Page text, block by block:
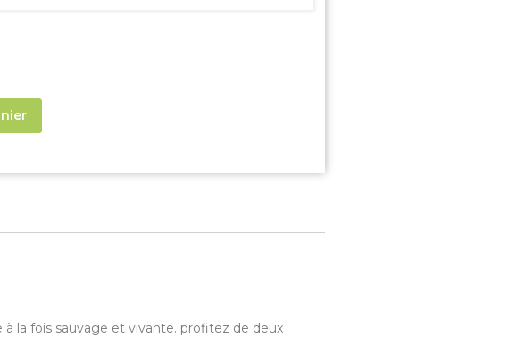
la fois sauvage et vivante. profitez de deux